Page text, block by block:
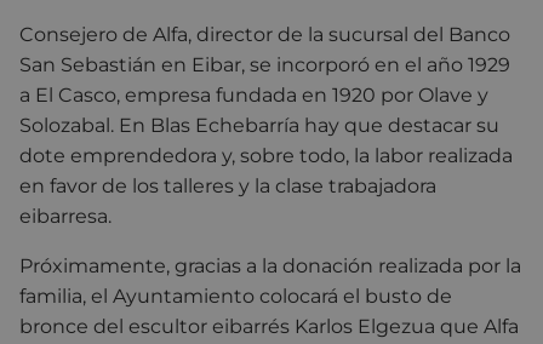
Consejero de Alfa, director de la sucursal del Banco
San Sebastián en Eibar, se incorporó en el año 1929
a El Casco, empresa fundada en 1920 por Olave y
Solozabal. En Blas Echebarría hay que destacar su
dote emprendedora y, sobre todo, la labor realizada
en favor de los talleres y la clase trabajadora
eibarresa.
Próximamente, gracias a la donación realizada por la
familia, el Ayuntamiento colocará el busto de
bronce del escultor eibarrés Karlos Elgezua que Alfa